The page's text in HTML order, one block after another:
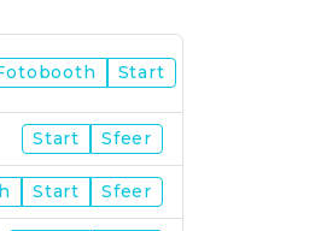
Start
Start Sfeer
Start Sfeer